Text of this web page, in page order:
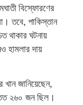
বিস্ফোরণের
তবে, পাকিস্তান
থাকার ঘটনায়
হামলার দায়
খান জানিয়েছেন,
২৬০ জন ছিল।